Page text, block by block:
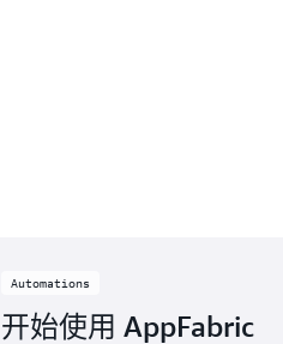
Automations
开始使用 AppFabric